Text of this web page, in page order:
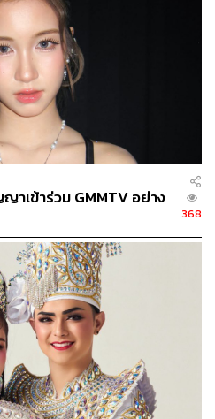
งครั้งแรก
Kiss Me!เป็นเพลงแนวใหม่ที่วง
ไม่ค่อยได้ฟังเพลงแนวนี้เท่าไร
มากกว่า พอได้ฟังเพลงที่เป็น
าะเป็นเพลงที่เรายังไม่เคยได้
พลงนี้ก็ทำให้รู้สึกตัวว่าเราจะ
เพลงนี้ออกมาให้ดีที่สุด
ดหูมาก ถึงจะได้ฟังครั้งเดียว
ตอนแรกเนื้อเพลงเดิมไม่ใช่
เข้าร่วม GMMTV อย่าง
368